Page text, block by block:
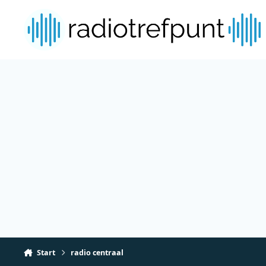
Start radio centraal